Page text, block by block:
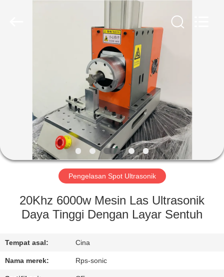
TENTANG
KAMI
TUR
KONTROL
HUBUNGI
Pengelasan Spot Ultrasonik
20Khz 6000w Mesin Las Ultrasonik
Daya Tinggi Dengan Layar Sentuh
Tempat asal: Cina
Nama merek: Rps-sonic